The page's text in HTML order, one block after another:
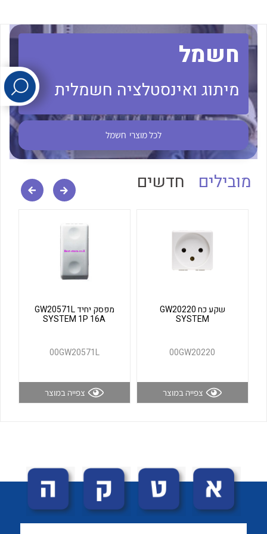
לכל מוצרי היצרן לכל מוצרי היצרן
לכל מוצרי היצרן לכל מוצרי היצרן
לכל מוצרי היצרן
חשמל
מיתוג ואינסטלציה חשמלית
לכל מוצרי חשמל
מובילים חדשים
שקע כח GW20220
SYSTEM
00GW20220
צפייה במוצר
מפסק יחיד GW20571L
SYSTEM 1P 16A
00GW20571L
צפייה במוצר